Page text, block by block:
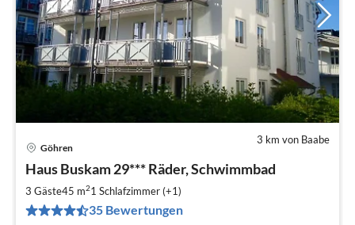
3 km von Baabe
Göhren
Haus Buskam 29*** Räder, Schwimmbad
3 Gäste45 m21 Schlafzimmer (+1)
35 Bewertungen